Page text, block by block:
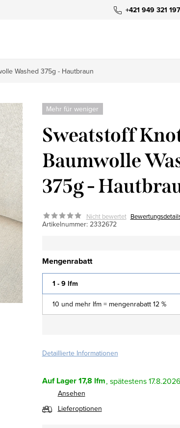
+421 949 321 197
Washed 375g - Hautbraun
Mehr für weniger
Sweatstoff
Baumwolle
375g -
Nicht bewertet
Artikelnummer: 2332672
Mengenrabatt
1 - 9 lfm
10 und mehr lfm = mengenrabatt 12 %
Detaillierte Informationen
Auf Lager17,8 lfm 17.8.2026
Ansehen
Lieferoptionen